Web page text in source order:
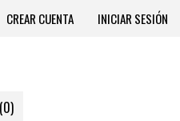
CREAR CUENTA INICIAR SESIÓN
(0)